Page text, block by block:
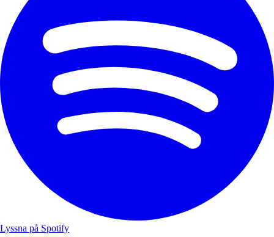
Lyssna på Spotify